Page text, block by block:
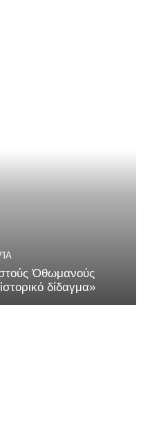
Ὀθωμανούς
δίδαγμα»